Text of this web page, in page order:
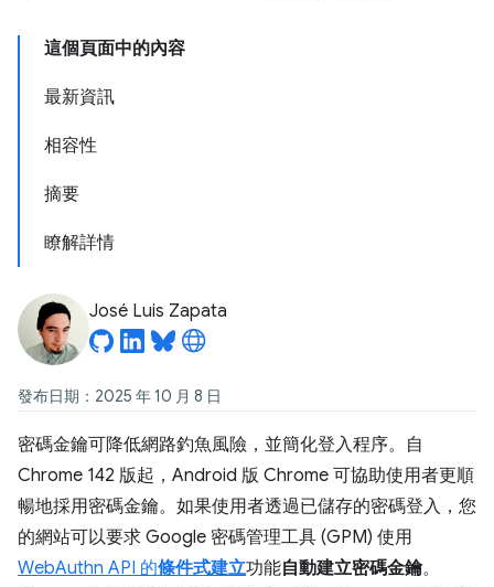
這個頁面中的內容
最新資訊
相容性
摘要
瞭解詳情
José Luis Zapata
發布日期：2025 年 10 月 8 日
密碼金鑰可降低網路釣魚風險，並簡化登入程序。自
Chrome 142 版起，Android 版 Chrome 可協助使用者更順
暢地採用密碼金鑰。如果使用者透過已儲存的密碼登入，您
的網站可以要求 Google 密碼管理工具 (GPM) 使用
WebAuthn API 的條件式建立功能自動建立密碼金鑰。